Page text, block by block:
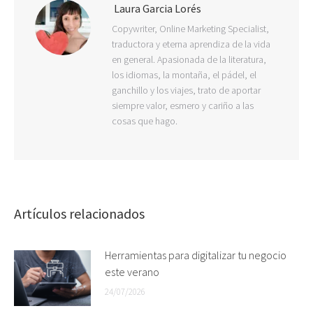
Laura Garcia Lorés
Copywriter, Online Marketing Specialist,
traductora y eterna aprendiza de la vida
en general. Apasionada de la literatura,
los idiomas, la montaña, el pádel, el
ganchillo y los viajes, trato de aportar
siempre valor, esmero y cariño a las
cosas que hago.
Artículos relacionados
Herramientas para digitalizar tu negocio
este verano
24/07/2026